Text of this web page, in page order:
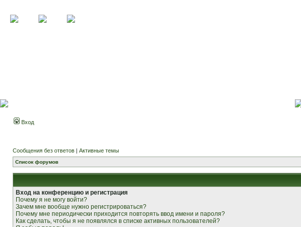
Вход
Сообщения без ответов | Активные темы
Список форумов
Вход на конференцию и регистрация
Почему я не могу войти?
Зачем мне вообще нужно регистрироваться?
Почему мне периодически приходится повторять ввод имени и пароля?
Как сделать, чтобы я не появлялся в списке активных пользователей?